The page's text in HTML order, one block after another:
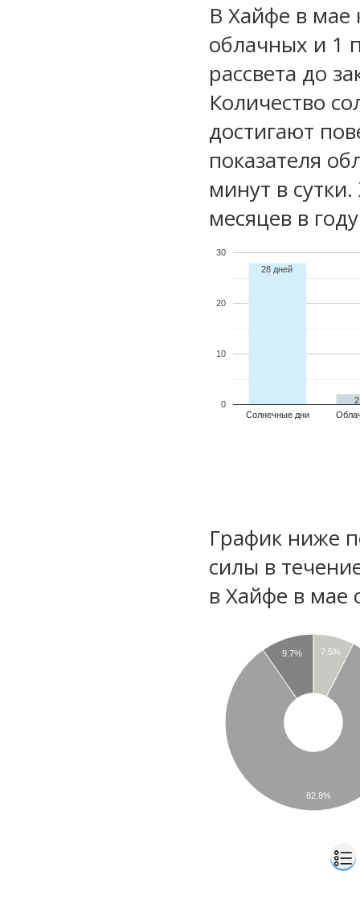
В Хайфе в мае
облачных и 1
рассвета до
Количество
достигают
показателя
минут в
месяцев в
Солнечные дни
0
10
20
30
28 дней
График ниже
силы в
в Хайфе в мае
7.5%
9.7%
82.8%